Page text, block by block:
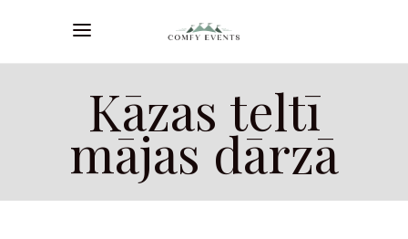
Kāzas teltī
mājas dārzā